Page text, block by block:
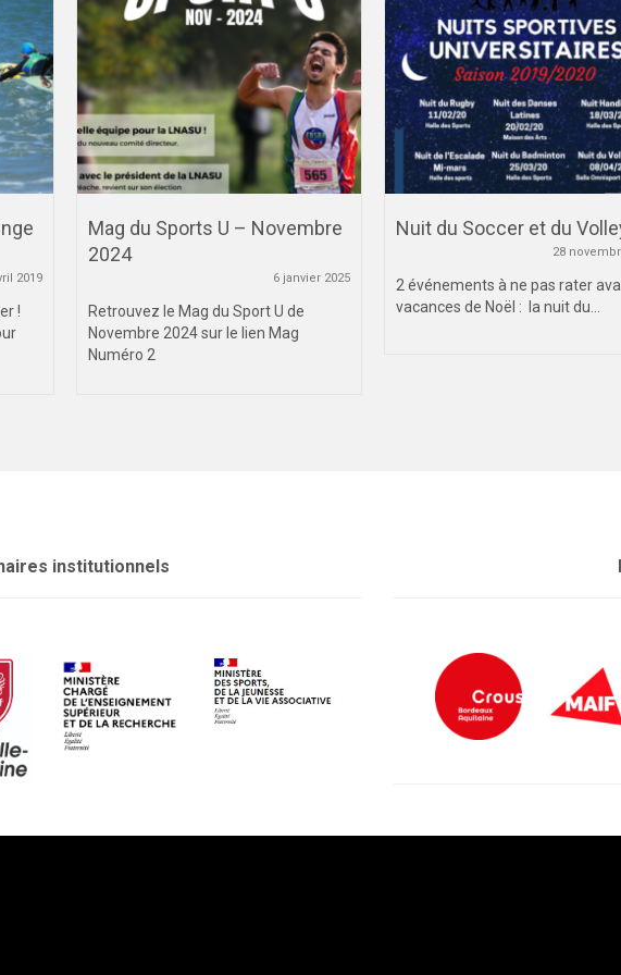
2019
!
Mag du Sports U – Novembre
2024
6 janvier 2025
Retrouvez le Mag du Sport U de
Novembre 2024 sur le lien Mag
Numéro 2
Nuit du Soccer et du
28
2 événements à ne pas rater
vacances de Noël : la nuit du...
institutionnels